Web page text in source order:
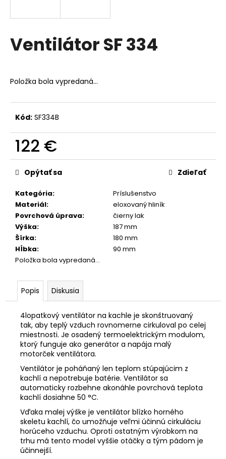
Ventilátor SF 334
Položka bola vypredaná…
Kód: SF334B
122 €
Jednotková
cena:
Kategória:
Príslušenstvo
Materiál:
eloxovaný hliník
Povrchová úprava:
čierny lak
Výška:
187 mm
Šírka:
180 mm
Hĺbka:
90 mm
Položka bola vypredaná…
Opýtať sa Zdieľať
Popis Diskusia
4lopatkový ventilátor na kachle je skonštruovaný
tak, aby teplý vzduch rovnomerne cirkuloval po celej
miestnosti. Je osadený termoelektrickým modulom,
ktorý funguje ako generátor a napája malý
motorček ventilátora.
Ventilátor je poháňaný len teplom stúpajúcim z
kachlí a nepotrebuje batérie. Ventilátor sa
automaticky rozbehne akonáhle povrchová teplota
kachlí dosiahne 50 °C.
Vďaka malej výške je ventilátor blízko horného
skeletu kachlí, čo umožňuje veľmi účinnú cirkuláciu
horúceho vzduchu. Oproti ostatným výrobkom na
trhu má tento model vyššie otáčky a tým pádom je
účinnejší.
s
ť
O
d
o
ú
č
a
m
e